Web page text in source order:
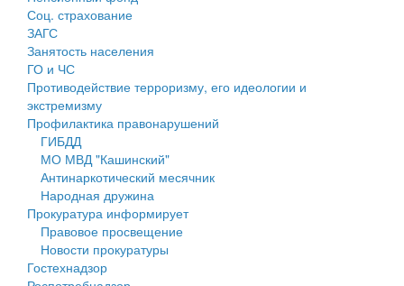
Персональные данные
Оценка регулирующего воздействия
Деятельность МУ
Нормативы градостроительного проектирования
Правила землепользования и застройки
Генеральные планы
Проекты планировки территории
Собрание депутатов
Соц. страхование
ЗАГС
Занятость населения
ГО и ЧС
Противодействие терроризму, его идеологии и
экстремизму
Профилактика правонарушений
ГИБДД
МО МВД "Кашинский"
Антинаркотический месячник
Народная дружина
Прокуратура информирует
Правовое просвещение
Новости прокуратуры
Гостехнадзор